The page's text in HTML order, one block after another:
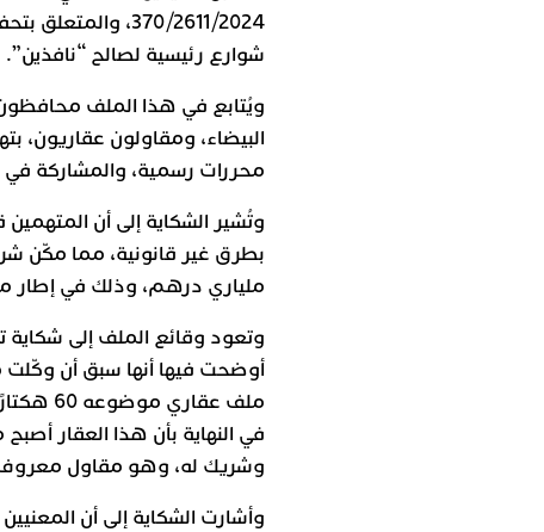
370/2611/2024،
شوارع رئيسية لصالح “نافذين”.
ويُتابع في هذا الملف
البيضاء، ومقاولون عقاريون،
محررات رسمية، والمشاركة في
وتُشير الشكاية إلى أن
بطرق غير قانونية، مما مكّن
ملياري درهم، وذلك في إطار
وتعود وقائع الملف إلى
أوضحت فيها أنها سبق أن وكّلت
ملف
في النهاية بأن هذا العقار
وشريك له، وهو مقاول
وأشارت الشكاية إلى أن المعنيين